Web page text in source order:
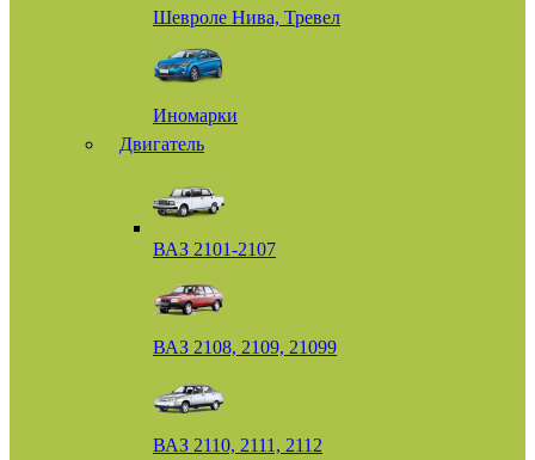
Шевроле Нива, Тревел
Иномарки
Двигатель
ВАЗ 2101-2107
ВАЗ 2108, 2109, 21099
ВАЗ 2110, 2111, 2112